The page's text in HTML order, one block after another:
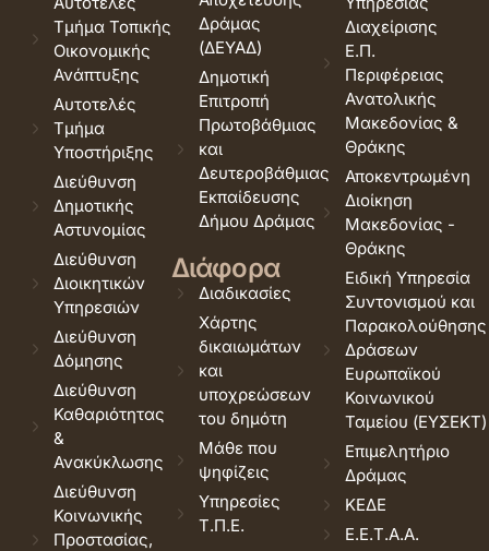
Τμήμα Τοπικής
Οικονομικής
Ανάπτυξης
Αυτοτελές
Τμήμα
Υποστήριξης
Διεύθυνση
Δημοτικής
Αστυνομίας
Διεύθυνση
Διοικητικών
Υπηρεσιών
Διεύθυνση
Δόμησης
Διεύθυνση
Καθαριότητας
&
Ανακύκλωσης
Διεύθυνση
Κοινωνικής
Προστασίας,
Δράμας
(ΔΕΥΑΔ)
Δημοτική
Επιτροπή
Πρωτοβάθμιας
και
Δευτεροβάθμιας
Εκπαίδευσης
Δήμου Δράμας
Διάφορα
Διαδικασίες
Χάρτης
δικαιωμάτων
και
υποχρεώσεων
του δημότη
Μάθε που
ψηφίζεις
Υπηρεσίες
Τ.Π.Ε.
Διαχείρισης
Ε.Π.
Περιφέρειας
Ανατολικής
Μακεδονίας &
Θράκης
Αποκεντρωμένη
Διοίκηση
Μακεδονίας -
Θράκης
Ειδική Υπηρεσία
Συντονισμού και
Παρακολούθησης
Δράσεων
Ευρωπαϊκού
Κοινωνικού
Ταμείου (ΕΥΣΕΚΤ)
Επιμελητήριο
Δράμας
ΚΕΔΕ
Ε.Ε.Τ.Α.Α.